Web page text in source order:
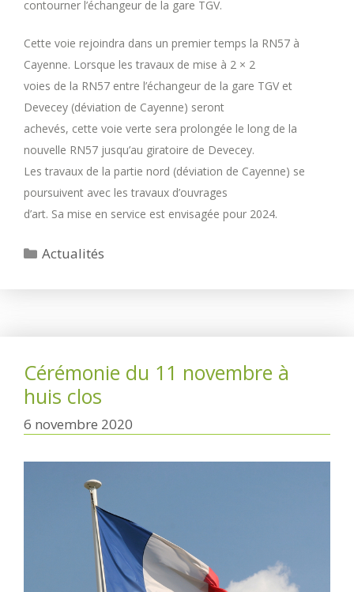
contourner l’échangeur de la gare TGV.
Cette voie rejoindra dans un premier temps la RN57 à
Cayenne. Lorsque les travaux de mise à 2 × 2
voies de la RN57 entre l’échangeur de la gare TGV et
Devecey (déviation de Cayenne) seront
achevés, cette voie verte sera prolongée le long de la
nouvelle RN57 jusqu’au giratoire de Devecey.
Les travaux de la partie nord (déviation de Cayenne) se
poursuivent avec les travaux d’ouvrages
d’art. Sa mise en service est envisagée pour 2024.
Catégories
Actualités
Cérémonie du 11 novembre à
huis clos
6 novembre 2020